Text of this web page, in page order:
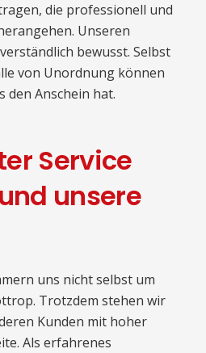
die professionell und
Unseren
bewusst. Selbst
von Unordnung können
den Anschein hat.
Service
unsere
uns nicht selbst um
Trotzdem stehen wir
Kunden mit hoher
Als erfahrenes